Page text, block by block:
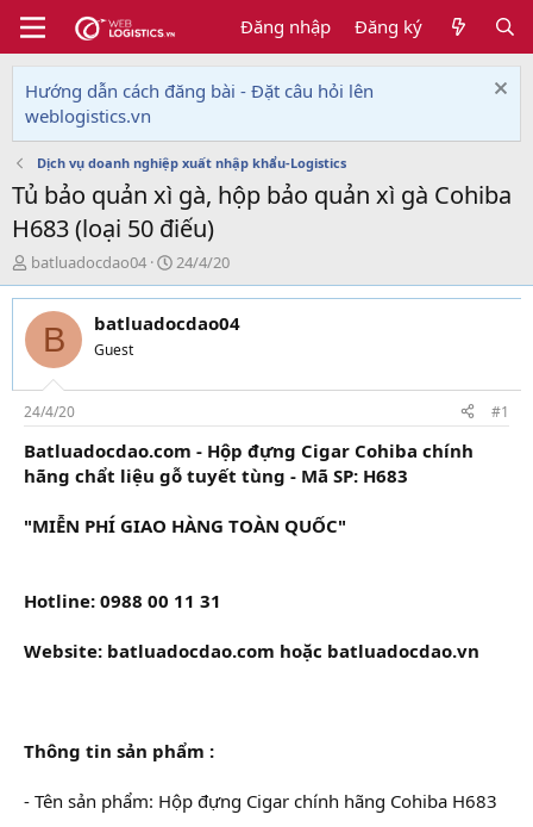
Đăng nhập Đăng ký
Hướng dẫn cách đăng bài - Đặt câu hỏi lên
weblogistics.vn
Dịch vụ doanh nghiệp xuất nhập khẩu-Logistics
Tủ bảo quản xì gà, hộp bảo quản xì gà Cohiba
H683 (loại 50 điếu)
T
h
r
e
d
s
t
a
r
t
r
batluadocdao04
N
g
à
y
i
24/4/20
B batluadocdao04
Guest
24/4/20 #1
Batluadocdao.com - Hộp đựng Cigar Cohiba chính
hãng chẩt liệu gỗ tuyết tùng - Mã SP: H683
"MIỄN PHÍ GIAO HÀNG TOÀN QUỐC"
Hotline: 0988 00 11 31
Website: batluadocdao.com hoặc batluadocdao.vn
Thông tin sản phẩm :
- Tên sản phẩm: Hộp đựng Cigar chính hãng Cohiba H683